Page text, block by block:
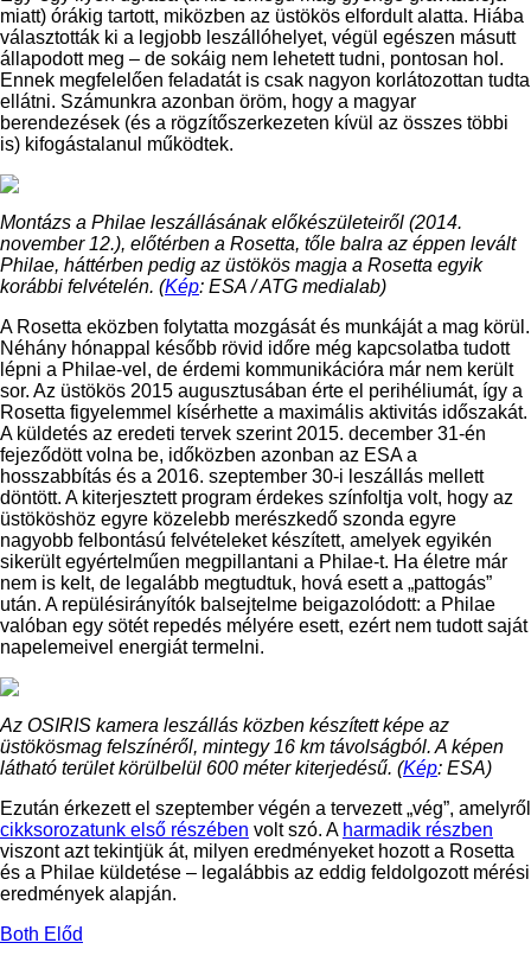
miatt) órákig tartott, miközben az üstökös elfordult alatta. Hiába
választották ki a legjobb leszállóhelyet, végül egészen másutt
állapodott meg – de sokáig nem lehetett tudni, pontosan hol.
Ennek megfelelően feladatát is csak nagyon korlátozottan tudta
ellátni. Számunkra azonban öröm, hogy a magyar
berendezések (és a rögzítőszerkezeten kívül az összes többi
is) kifogástalanul működtek.
Montázs a Philae leszállásának előkészületeiről (2014.
november 12.), előtérben a Rosetta, tőle balra az éppen levált
Philae, háttérben pedig az üstökös magja a Rosetta egyik
korábbi felvételén. (Kép: ESA / ATG medialab)
A Rosetta eközben folytatta mozgását és munkáját a mag körül.
Néhány hónappal később rövid időre még kapcsolatba tudott
lépni a Philae-vel, de érdemi kommunikációra már nem került
sor. Az üstökös 2015 augusztusában érte el perihéliumát, így a
Rosetta figyelemmel kísérhette a maximális aktivitás időszakát.
A küldetés az eredeti tervek szerint 2015. december 31-én
fejeződött volna be, időközben azonban az ESA a
hosszabbítás és a 2016. szeptember 30-i leszállás mellett
döntött. A kiterjesztett program érdekes színfoltja volt, hogy az
üstököshöz egyre közelebb merészkedő szonda egyre
nagyobb felbontású felvételeket készített, amelyek egyikén
sikerült egyértelműen megpillantani a Philae-t. Ha életre már
nem is kelt, de legalább megtudtuk, hová esett a „pattogás”
után. A repülésirányítók balsejtelme beigazolódott: a Philae
valóban egy sötét repedés mélyére esett, ezért nem tudott saját
napelemeivel energiát termelni.
Az OSIRIS kamera leszállás közben készített képe az
üstökösmag felszínéről, mintegy 16 km távolságból. A képen
látható terület körülbelül 600 méter kiterjedésű. (Kép: ESA)
Ezután érkezett el szeptember végén a tervezett „vég”, amelyről
cikksorozatunk első részében volt szó. A harmadik részben
viszont azt tekintjük át, milyen eredményeket hozott a Rosetta
és a Philae küldetése – legalábbis az eddig feldolgozott mérési
eredmények alapján.
Both Előd